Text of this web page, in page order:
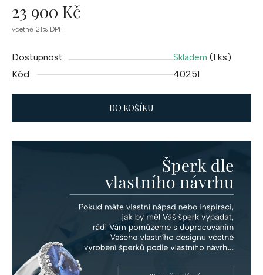
23 900 Kč
Měrná
včetně 21% DPH
Dostupnost Skladem (1 ks)
Kód:
40251
DO KOŠÍKU